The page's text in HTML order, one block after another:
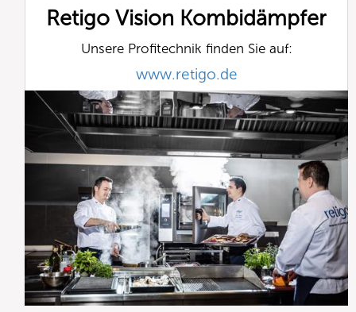
Retigo Vision Kombidämpfer
Unsere Profitechnik finden Sie auf:
www.retigo.de